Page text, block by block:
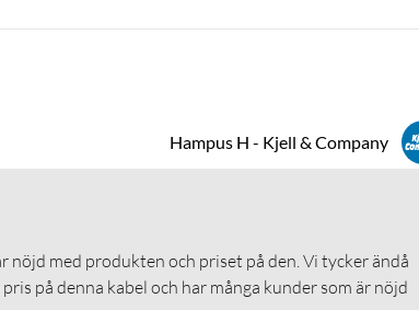
Hampus H - Kjell & Company
nöjd med produkten och priset på den. Vi tycker ändå
på denna kabel och har många kunder som är nöjd